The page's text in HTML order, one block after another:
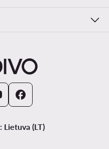
Lietuva (LT)